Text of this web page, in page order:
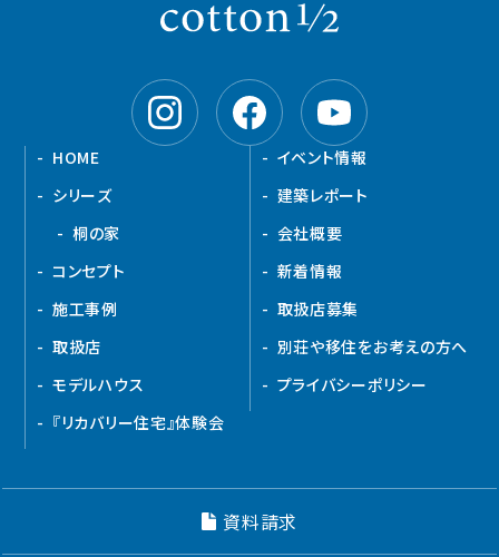
HOME
シリーズ
桐の家
コンセプト
施工事例
取扱店
モデルハウス
『リカバリー住宅』体験会
イベント情報
建築レポート
会社概要
新着情報
取扱店募集
別荘や移住をお考えの方へ
プライバシーポリシー
資料請求